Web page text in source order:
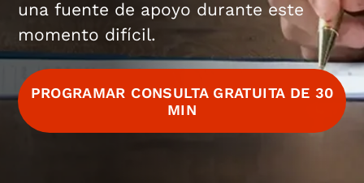
una fuente de apoyo durante este
momento difícil.
PROGRAMAR CONSULTA GRATUITA DE 30
MIN